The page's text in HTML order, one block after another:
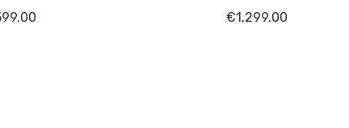
€1,299.00